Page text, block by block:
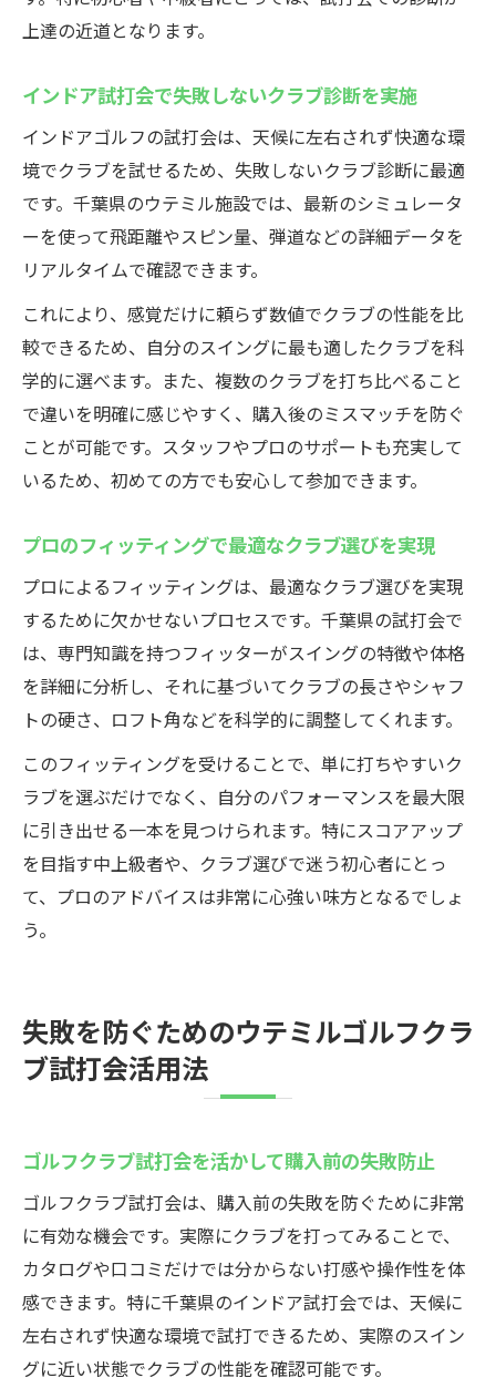
上達の近道となります。
インドア試打会で失敗しないクラブ診断を実施
インドアゴルフの試打会は、天候に左右されず快適な環
境でクラブを試せるため、失敗しないクラブ診断に最適
です。千葉県のウテミル施設では、最新のシミュレータ
ーを使って飛距離やスピン量、弾道などの詳細データを
リアルタイムで確認できます。
これにより、感覚だけに頼らず数値でクラブの性能を比
較できるため、自分のスイングに最も適したクラブを科
学的に選べます。また、複数のクラブを打ち比べること
で違いを明確に感じやすく、購入後のミスマッチを防ぐ
ことが可能です。スタッフやプロのサポートも充実して
いるため、初めての方でも安心して参加できます。
プロのフィッティングで最適なクラブ選びを実現
プロによるフィッティングは、最適なクラブ選びを実現
するために欠かせないプロセスです。千葉県の試打会で
は、専門知識を持つフィッターがスイングの特徴や体格
を詳細に分析し、それに基づいてクラブの長さやシャフ
トの硬さ、ロフト角などを科学的に調整してくれます。
このフィッティングを受けることで、単に打ちやすいク
ラブを選ぶだけでなく、自分のパフォーマンスを最大限
に引き出せる一本を見つけられます。特にスコアアップ
を目指す中上級者や、クラブ選びで迷う初心者にとっ
て、プロのアドバイスは非常に心強い味方となるでしょ
う。
失敗を防ぐためのウテミルゴルフクラ
ブ試打会活用法
ゴルフクラブ試打会を活かして購入前の失敗防止
ゴルフクラブ試打会は、購入前の失敗を防ぐために非常
に有効な機会です。実際にクラブを打ってみることで、
カタログや口コミだけでは分からない打感や操作性を体
感できます。特に千葉県のインドア試打会では、天候に
左右されず快適な環境で試打できるため、実際のスイン
グに近い状態でクラブの性能を確認可能です。